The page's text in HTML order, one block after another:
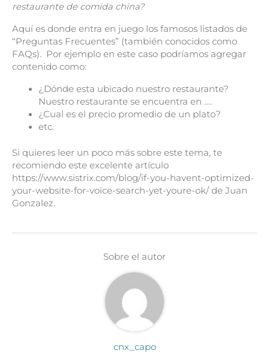
restaurante de comida china?
Aquí es donde entra en juego los famosos listados de
“Preguntas Frecuentes” (también conocidos como
FAQs). Por ejemplo en este caso podríamos agregar
contenido como:
¿Dónde esta ubicado nuestro restaurante?
Nuestro restaurante se encuentra en ….
¿Cual es el precio promedio de un plato?
etc.
Si quieres leer un poco más sobre este tema, te
recomiendo este excelente artículo
https://www.sistrix.com/blog/if-you-havent-optimized-
your-website-for-voice-search-yet-youre-ok/ de Juan
Gonzalez.
Sobre el autor
cnx_capo